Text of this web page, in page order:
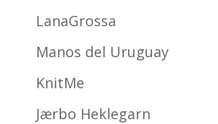
LanaGrossa
Manos del Uruguay
KnitMe
Jærbo Heklegarn